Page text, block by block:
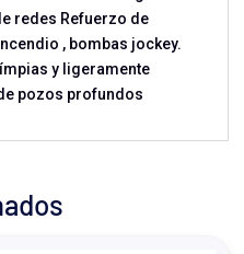
redes Refuerzo de
, bombas jockey.
y ligeramente
pozos profundos